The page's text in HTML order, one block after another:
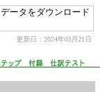
ータをダウンロード
更新日：2024年03月21日